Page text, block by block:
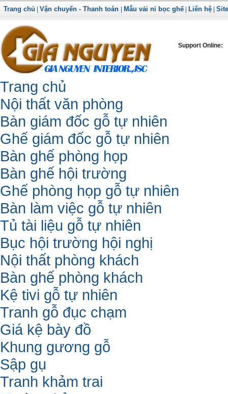
Trang chủ Vận chuyển - Thanh toán Mẫu vải nỉ bọc ghế| Liên hệ|
Support Online:
Trang chủ
Nội thất văn phòng
Bàn giám đốc gỗ tự nhiên
Ghế giám đốc gỗ tự nhiên
Bàn ghế phòng họp
Bàn ghế hội trường
Ghế phòng họp gỗ tự nhiên
Bàn làm việc gỗ tự nhiên
Tủ tài liệu gỗ tự nhiên
Bục hội trường hội nghị
Nội thất phòng khách
Bàn ghế phòng khách
Kệ tivi gỗ tự nhiên
Tranh gỗ đục chạm
Giá kệ bày đồ
Khung gương gỗ
Sập gụ
Tranh khảm trai